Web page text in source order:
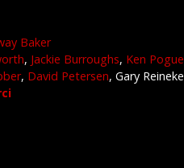
Baker
, Jackie Burroughs, Ken Pogue
, David Petersen, Gary